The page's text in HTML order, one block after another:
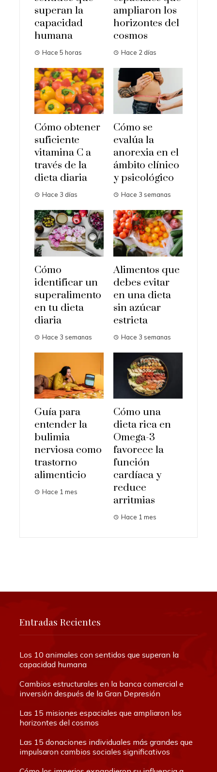
superan la
capacidad
humana
Hace 5 horas
ampliaron los
horizontes del
cosmos
Hace 2 días
Cómo obtener
suficiente
vitamina C a
través de la
dieta diaria
Hace 3 días
Cómo se
evalúa la
anorexia en el
ámbito clínico
y psicológico
Hace 3 semanas
Cómo
identificar un
superalimento
en tu dieta
diaria
Hace 3 semanas
Alimentos que
debes evitar
en una dieta
sin azúcar
estricta
Hace 3 semanas
Guía para
entender la
bulimia
nerviosa como
trastorno
alimenticio
Hace 1 mes
Cómo una
dieta rica en
Omega-3
favorece la
función
cardíaca y
reduce
arritmias
Hace 1 mes
Entradas Recientes
Los 10 animales con sentidos que superan la
capacidad humana
Cambios estructurales en la banca comercial e
inversión después de la Gran Depresión
Las 15 misiones espaciales que ampliaron los
horizontes del cosmos
Las 15 donaciones individuales más grandes que
impulsaron cambios sociales significativos